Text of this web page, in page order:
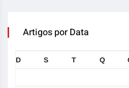
Artigos por Data
D S T Q